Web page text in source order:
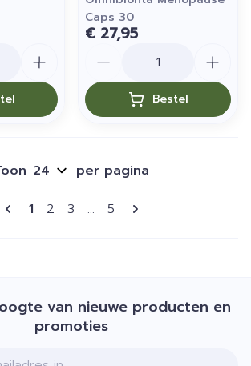
Caps 30
€ 27,95
Bestel
Pagina's
U lees momenteel pagina
1 Pagina
2 Pagina
3 ... Pagina
5
per pagina
van nieuwe producten en
promoties